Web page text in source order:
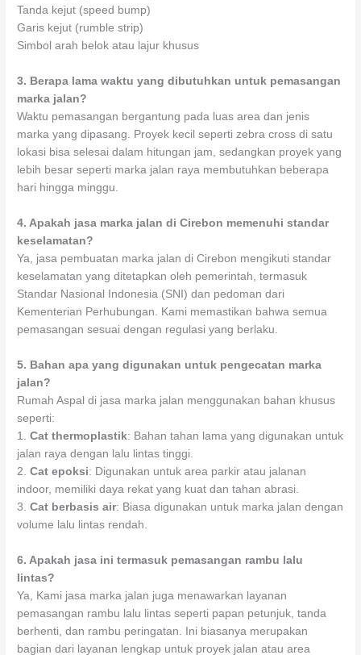
Tanda kejut (speed bump)
Garis kejut (rumble strip)
Simbol arah belok atau lajur khusus
3. Berapa lama waktu yang dibutuhkan untuk pemasangan
marka jalan?
Waktu pemasangan bergantung pada luas area dan jenis
marka yang dipasang. Proyek kecil seperti zebra cross di satu
lokasi bisa selesai dalam hitungan jam, sedangkan proyek yang
lebih besar seperti marka jalan raya membutuhkan beberapa
hari hingga minggu.
4. Apakah jasa marka jalan di Cirebon memenuhi standar
keselamatan?
Ya, jasa pembuatan marka jalan di Cirebon mengikuti standar
keselamatan yang ditetapkan oleh pemerintah, termasuk
Standar Nasional Indonesia (SNI) dan pedoman dari
Kementerian Perhubungan. Kami memastikan bahwa semua
pemasangan sesuai dengan regulasi yang berlaku.
5. Bahan apa yang digunakan untuk pengecatan marka
jalan?
Rumah Aspal di jasa marka jalan menggunakan bahan khusus
seperti:
1.Cat thermoplastik: Bahan tahan lama yang digunakan untuk
jalan raya dengan lalu lintas tinggi.
2.Cat epoksi: Digunakan untuk area parkir atau jalanan
indoor, memiliki daya rekat yang kuat dan tahan abrasi.
3.Cat berbasis air: Biasa digunakan untuk marka jalan dengan
volume lalu lintas rendah.
6. Apakah jasa ini termasuk pemasangan rambu lalu
lintas?
Ya, Kami jasa marka jalan juga menawarkan layanan
pemasangan rambu lalu lintas seperti papan petunjuk, tanda
berhenti, dan rambu peringatan. Ini biasanya merupakan
bagian dari layanan lengkap untuk proyek jalan atau area